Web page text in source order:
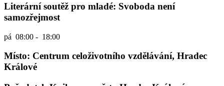
Literární soutěž pro mladé: Svoboda není
samozřejmost
pá 08:00 - 18:00
Místo: Centrum celoživotního vzdělávání, Hradec
Králové